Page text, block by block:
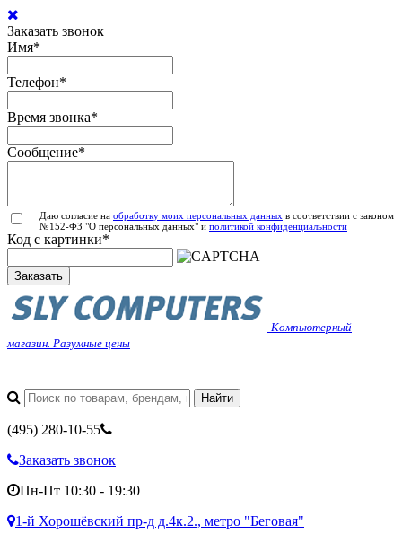
Заказать звонок
Имя*
Телефон*
Время звонка*
Сообщение*
Даю согласие на обработку моих персональных данных в соответствии с законом
№152-ФЗ "О персональных данных" и политикой конфиденциальности
Код с картинки*
Заказать
Компьютерный
магазин. Разумные цены
(495) 280-10-55
Заказать звонок
Пн-Пт 10:30 - 19:30
1-й Хорошёвский пр-д д.4к.2., метро "Беговая"